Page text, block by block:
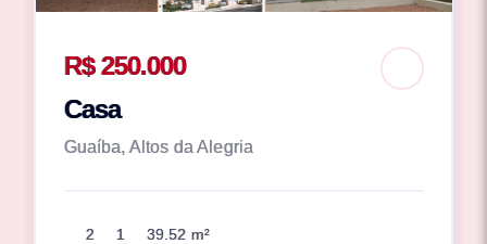
R$ 250.000
Casa
Guaíba, Altos da Alegria
2 1 39.52 m²